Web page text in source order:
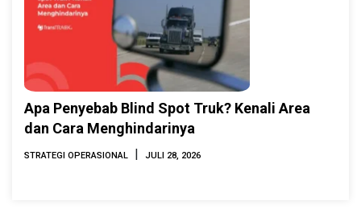
Apa Penyebab Blind Spot Truk? Kenali Area
dan Cara Menghindarinya
STRATEGI OPERASIONAL | JULI 28, 2026